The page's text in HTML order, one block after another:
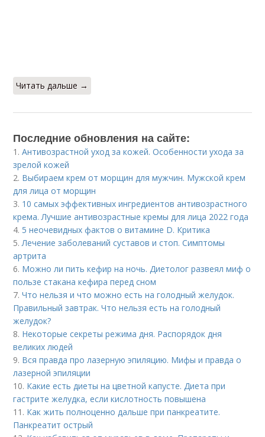
Читать дальше →
Последние обновления на сайте:
1.Антивозрастной уход за кожей. Особенности ухода за
зрелой кожей
2. Выбираем крем от морщин для мужчин. Мужской крем
для лица от морщин
3. 10 самых эффективных ингредиентов антивозрастного
крема. Лучшие антивозрастные кремы для лица 2022 года
4. 5 неочевидных фактов о витамине D. Критика
5.Лечение заболеваний суставов и стоп. Симптомы
артрита
6. Можно ли пить кефир на ночь. Диетолог развеял миф о
пользе стакана кефира перед сном
7.Что нельзя и что можно есть на голодный желудок.
Правильный завтрак. Что нельзя есть на голодный
желудок?
8. Некоторые секреты режима дня. Распорядок дня
великих людей
9. Вся правда про лазерную эпиляцию. Мифы и правда о
лазерной эпиляции
10. Какие есть диеты на цветной капусте. Диета при
гастрите желудка, если кислотность повышена
11. Как жить полноценно дальше при панкреатите.
Панкреатит острый